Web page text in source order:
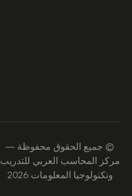
© جميع الحقوق محفوظة —
مركز المحاسب العربي للتدريب
وتكنولوجيا المعلومات 2026